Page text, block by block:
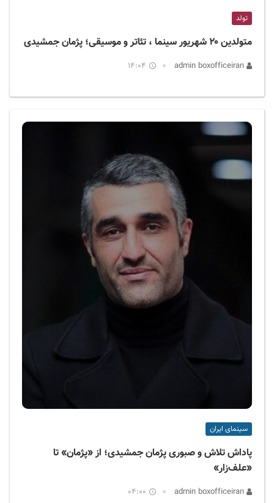
تولد
متولدین ۲۰ شهریور سینما ، تئاتر و موسیقی؛ پژمان جمشیدی
14:04
سینمای ایران
پاداش تلاش و صبوری پژمان جمشیدی؛ از «پژمان» تا
«علف‌زار»
04:00